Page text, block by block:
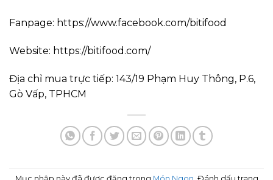
Fanpage: https://www.facebook.com/bitifood
Website: https://bitifood.com/
Địa chỉ mua trực tiếp: 143/19 Phạm Huy Thông, P.6,
Gò Vấp, TPHCM